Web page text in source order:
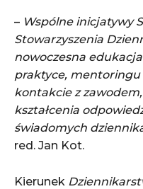
– Wspólne inicjatywy
Stowarzyszenia
nowoczesna
praktyce, mentoringu
kontakcie z
kształcenia
świadomych
red. Jan Kot.
Kierunek